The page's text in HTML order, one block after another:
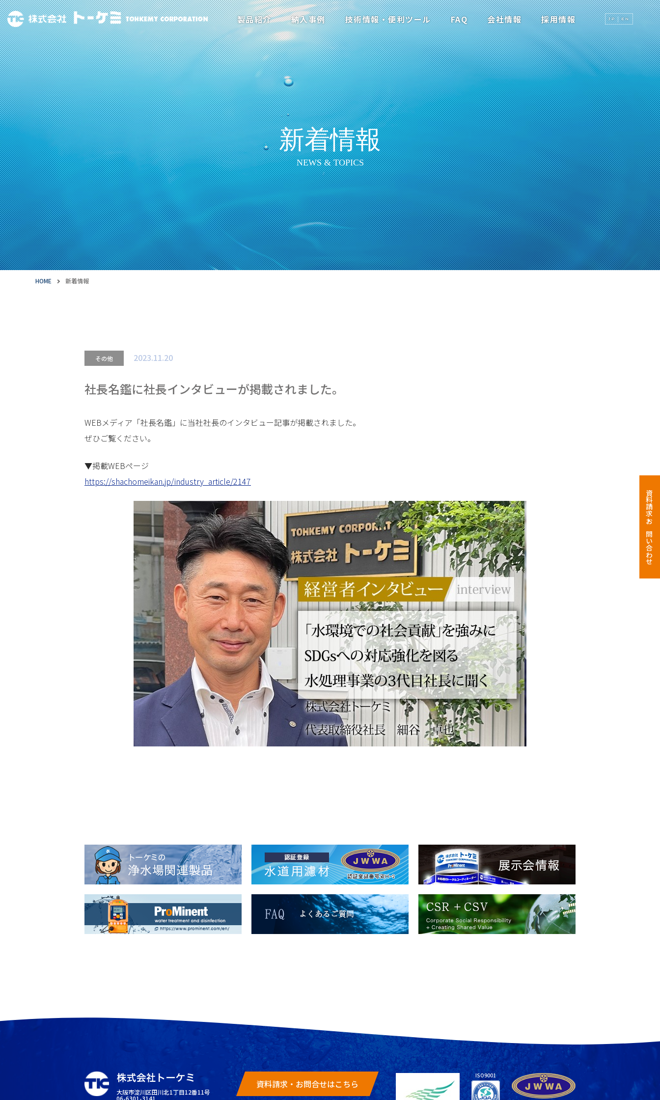
製品紹介 納入事例 技術情報・便利ツール FAQ 会社情報 採用情報 JP EN
資料請求・お問い合わせ
新着情報
NEWS & TOPICS
HOME 新着情報
その他 2023.11.20
社長名鑑に社長インタビューが掲載されました。
WEBメディア「社長名鑑」に当社社長のインタビュー記事が掲載されました。
ぜひご覧ください。
▼掲載WEBページ
https://shachomeikan.jp/industry_article/2147
大阪市淀川区田川北1丁目12番11号
06-6301-3141
資料請求・お問合せはこちら
ISO9001